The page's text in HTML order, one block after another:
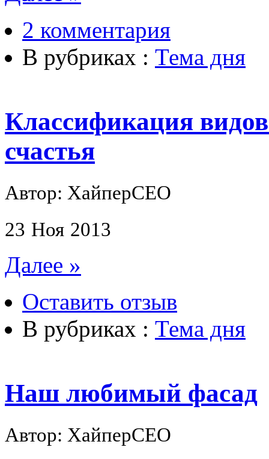
2 комментария
В рубриках : Тема дня
Классификация
счастья
Автор: ХайперСЕО
23 Ноя 2013
Далее »
Оставить отзыв
В рубриках : Тема дня
Наш любимый фасад
Автор: ХайперСЕО